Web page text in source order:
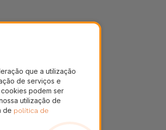
que a utilização
de serviços e
podem ser
utilização de
de política de